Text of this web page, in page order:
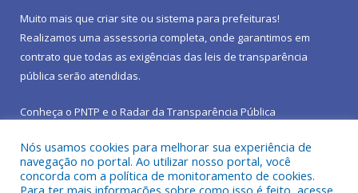
Muito mais que criar site ou sistema para prefeituras!
Realizamos uma assessoria completa, onde garantimos em
contrato que todas as exigências das leis de transparência
pública serão atendidas.
Conheça o PNTP e o Radar da Transparência Pública
Nós usamos cookies para melhorar sua experiência de
navegação no portal. Ao utilizar nosso portal, você
concorda com a política de monitoramento de cookies.
Para ter mais informações sobre como isso é feito, acesse